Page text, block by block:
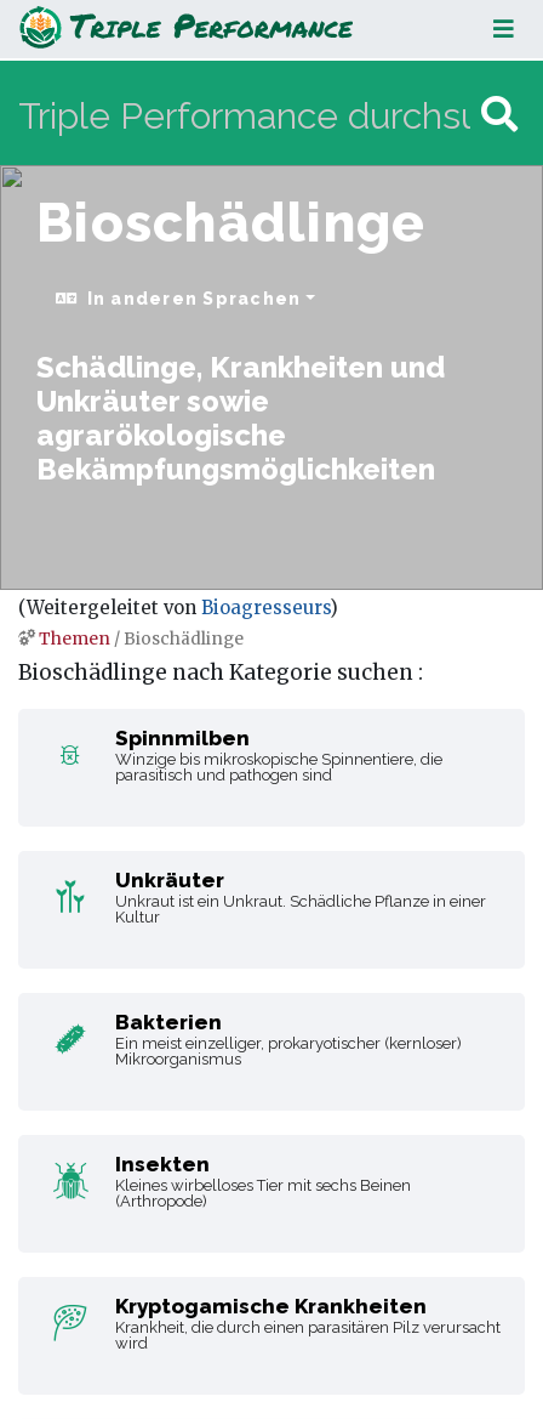
Bioschädlinge
Bioschädlinge
In anderen Sprachen
Schädlinge, Krankheiten und
Unkräuter sowie
agrarökologische
Bekämpfungsmöglichkeiten
(Weitergeleitet von Bioagresseurs)
Wechseln zu:Navigation
Themen / Bioschädlinge
Bioschädlinge nach Kategorie suchen :
Spinnmilben
Winzige bis mikroskopische Spinnentiere, die
parasitisch und pathogen sind
Unkräuter
Unkraut ist ein Unkraut. Schädliche Pflanze in einer
Kultur
Bakterien
Ein meist einzelliger, prokaryotischer (kernloser)
Mikroorganismus
Insekten
Kleines wirbelloses Tier mit sechs Beinen
(Arthropode)
Kryptogamische Krankheiten
Krankheit, die durch einen parasitären Pilz verursacht
wird